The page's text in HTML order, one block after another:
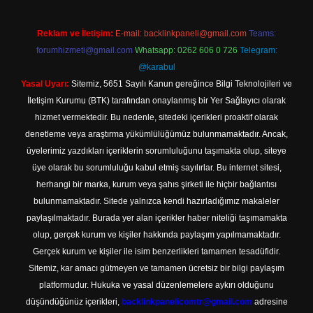
Reklam ve İletişim: E-mail: backlinkpaneli@gmail.com Teams:
forumhizmeti@gmail.com Whatsapp: 0262 606 0 726 Telegram:
@karabul
Yasal Uyarı: Sitemiz, 5651 Sayılı Kanun gereğince Bilgi Teknolojileri ve
İletişim Kurumu (BTK) tarafından onaylanmış bir Yer Sağlayıcı olarak
hizmet vermektedir. Bu nedenle, sitedeki içerikleri proaktif olarak
denetleme veya araştırma yükümlülüğümüz bulunmamaktadır. Ancak,
üyelerimiz yazdıkları içeriklerin sorumluluğunu taşımakta olup, siteye
üye olarak bu sorumluluğu kabul etmiş sayılırlar. Bu internet sitesi,
herhangi bir marka, kurum veya şahıs şirketi ile hiçbir bağlantısı
bulunmamaktadır. Sitede yalnızca kendi hazırladığımız makaleler
paylaşılmaktadır. Burada yer alan içerikler haber niteliği taşımamakta
olup, gerçek kurum ve kişiler hakkında paylaşım yapılmamaktadır.
Gerçek kurum ve kişiler ile isim benzerlikleri tamamen tesadüfidir.
Sitemiz, kar amacı gütmeyen ve tamamen ücretsiz bir bilgi paylaşım
platformudur. Hukuka ve yasal düzenlemelere aykırı olduğunu
düşündüğünüz içerikleri, backlinkpanelicomtr@gmail.com adresine